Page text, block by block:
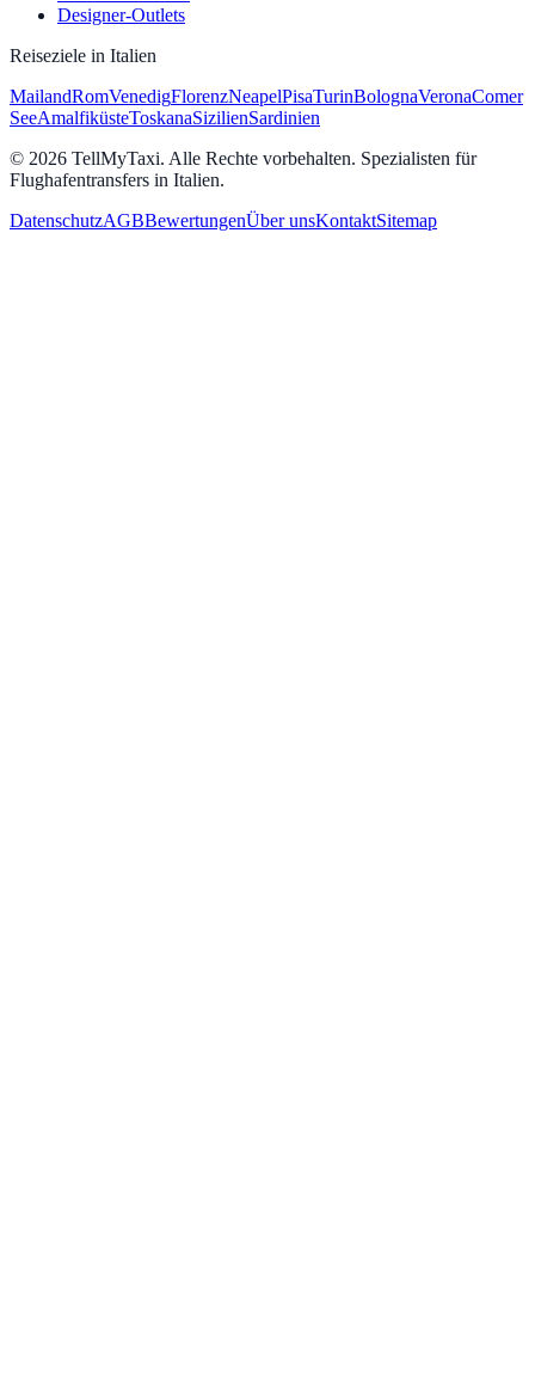
Designer-Outlets
Reiseziele in Italien
MailandRomVenedigFlorenzNeapelPisaTurinBolognaVeronaComer
SeeAmalfiküsteToskanaSizilienSardinien
© 2026 TellMyTaxi. Alle Rechte vorbehalten. Spezialisten für
Flughafentransfers in Italien.
DatenschutzAGBBewertungenÜber unsKontaktSitemap